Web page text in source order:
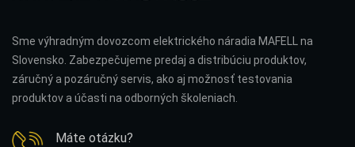
Sme výhradným dovozcom elektrického náradia MAFELL na
Slovensko. Zabezpečujeme predaj a distribúciu produktov,
záručný a pozáručný servis, ako aj možnosť testovania
produktov a účasti na odborných školeniach.
Máte otázku?